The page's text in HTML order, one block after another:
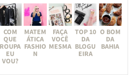
COM
QUE
ROUPA
EU
VOU?
MATEM
ÁTICA
FASHIO
N
FAÇA
VOCÊ
MESMA
TOP 10
DA
BLOGU
EIRA
O BOM
DA
BAHIA